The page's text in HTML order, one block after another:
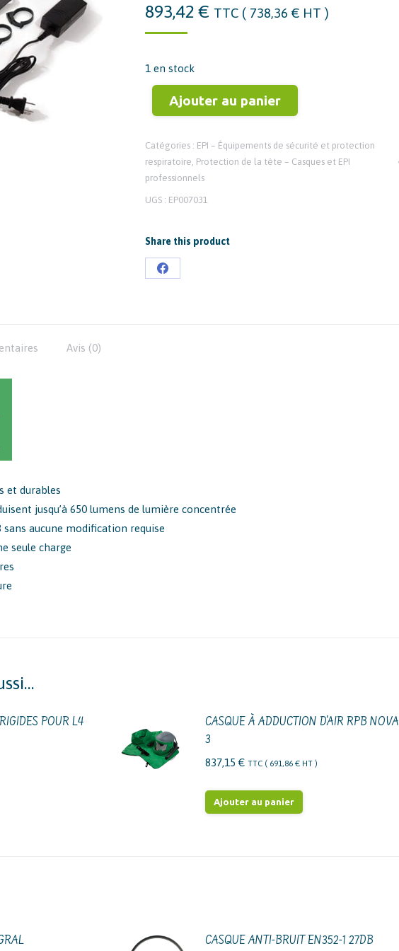
893,42 € TTC ( 738,36 €HT )
1 en stock
Ajouter au panier
Catégories : EPI – Équipements de sécurité et protection
respiratoire, Protection de la tête – Casques et EPI
professionnels
UGS : EP007031
Share this product
Partager
Avis (0)
et durables
jusqu’à 650 lumens de lumière concentrée
aucune modification requise
seule charge
POUR L4
CASQUE À ADDUCTION D'AIR RPB NOVA
3
837,15 € TTC ( 691,86 €HT )
Ajouter au panier
CASQUE ANTI-BRUIT EN352-1 27DB